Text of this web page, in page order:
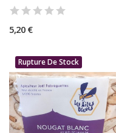
5,20 €
Rupture De Stock